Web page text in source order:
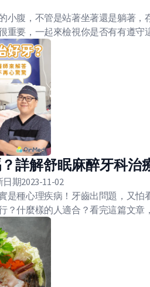
小腹，不管是站著坐著還是躺著
重要，一起來檢視你是否有有遵守
詳解舒眠麻醉牙科治
日期2023-11-02
是種心理疾病！牙齒出問題，又
？什麼樣的人適合？看完這篇文章